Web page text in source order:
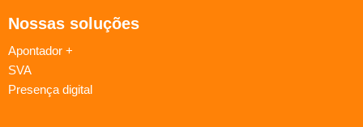
Nossas soluções
Apontador +
SVA
Presença digital